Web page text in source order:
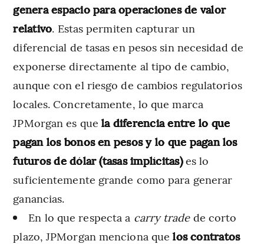
genera espacio para operaciones de valor
relativo. Estas permiten capturar un
diferencial de tasas en pesos sin necesidad de
exponerse directamente al tipo de cambio,
aunque con el riesgo de cambios regulatorios
locales. Concretamente, lo que marca
JPMorgan es que la diferencia entre lo que
pagan los bonos en pesos y lo que pagan los
futuros de dólar (tasas implícitas)es lo
suficientemente grande como para generar
ganancias.
En lo que respecta a carry trade de corto
plazo, JPMorgan menciona quelos contratos